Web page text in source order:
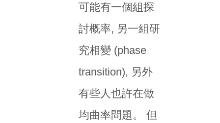
可能有一個組探
討概率, 另一組研
究相變 (phase
transition), 另外
有些人也許在做
均曲率問題。 但